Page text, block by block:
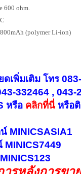
600 ohm.
(polymer Li-ion)
ดเพิ่มเติม โทร
332464 , 043-
หรือ คลิกที่นี่ หรือ
MINICSASIA1
MINICS7449
ารหลังการข